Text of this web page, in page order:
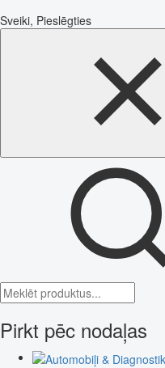
Sveiki, Pieslēgties
Pirkt pēc nodaļas